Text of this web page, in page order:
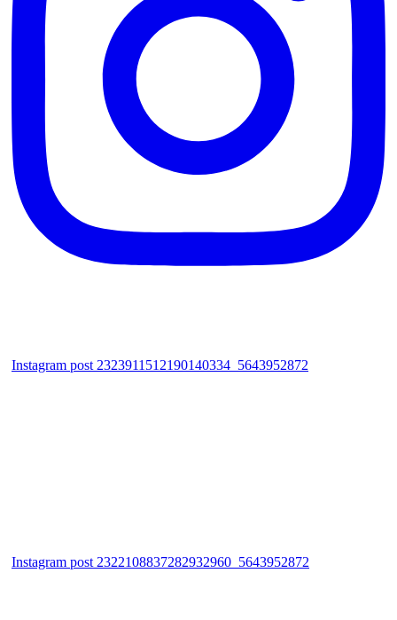
Instagram post 2323911512190140334_5643952872
Instagram post 2322108837282932960_5643952872